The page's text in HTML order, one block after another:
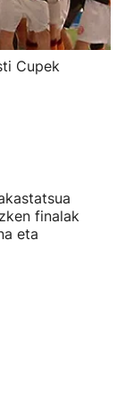
Cupek
finalak
eta